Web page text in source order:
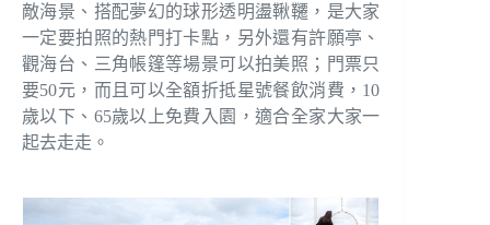
敵海景、搭配夢幻的球形透明盪鞦韆，是大家
一定要拍照的熱門打卡點，另外還有許願亭、
觀海台、三角帳篷等場景可以拍美照；門票只
要50元，而且可以全額折抵星號餐飲消費，10
歲以下、65歲以上免費入園，適合全家大家一
起去走走。